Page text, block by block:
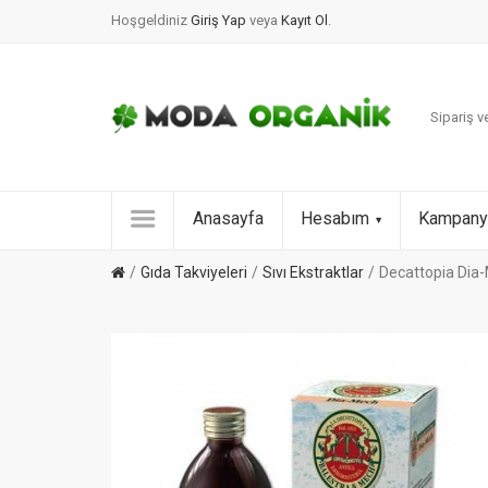
Hoşgeldiniz Giriş Yap veya Kayıt Ol .
Sipariş
Anasayfa Hesabım
Gıda Takviyeleri Sıvı Ekstraktlar Decattopia Dia-